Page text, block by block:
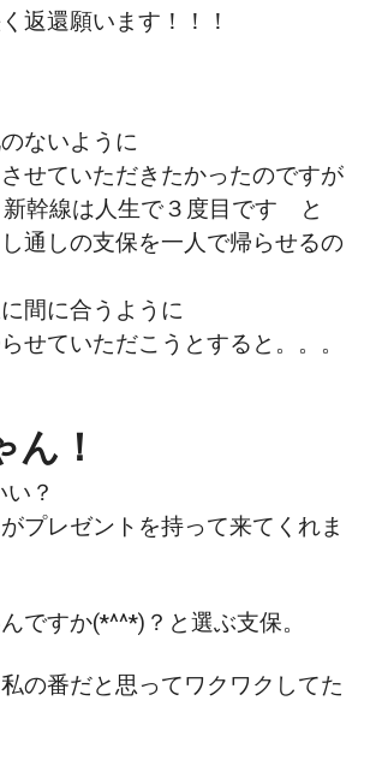
返還願います！！！
ないように
せていただきたかったのですが
新幹線は人生で３度目です と
通しの支保を一人で帰らせるの
間に合うように
せていただこうとすると。。。
ん！
い？
プレゼントを持って来てくれま
ですか(*^^*)？と選ぶ支保。
の番だと思ってワクワクしてた